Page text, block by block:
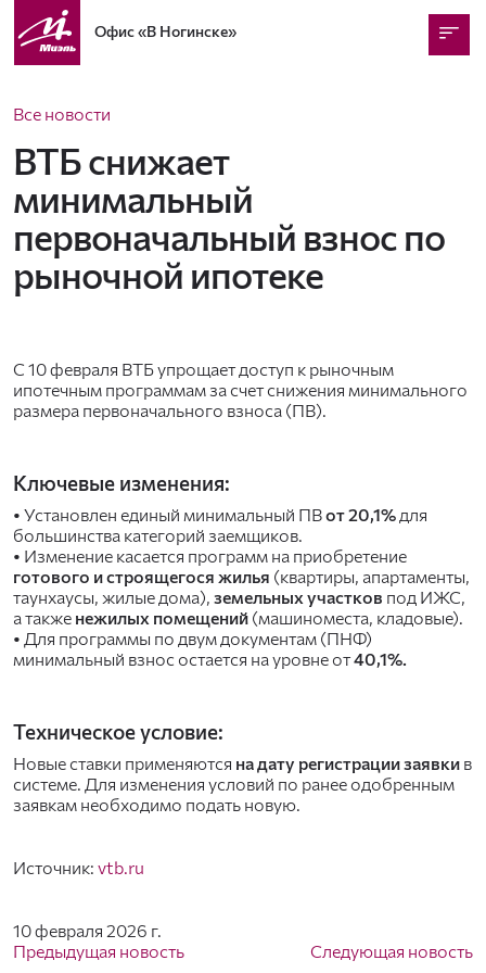
Офис«В Ногинске»
Все новости
ВТБ снижает
минимальный
первоначальный взнос по
рыночной ипотеке
С 10 февраля ВТБ упрощает доступ к рыночным
ипотечным программам за счет снижения минимального
размера первоначального взноса (ПВ).
Ключевые изменения:
• Установлен единый минимальный ПВот 20,1% для
большинства категорий заемщиков.
• Изменение касается программ на приобретение
готового и строящегося жилья (квартиры, апартаменты,
таунхаусы, жилые дома), земельных участков под ИЖС,
а также нежилых помещений (машиноместа, кладовые).
• Для программы по двум документам (ПНФ)
минимальный взнос остается на уровне от40,1%.
Техническое условие:
Новые ставки применяются на дату регистрации заявки в
системе. Для изменения условий по ранее одобренным
заявкам необходимо подать новую.
Источник: vtb.ru
10 февраля 2026 г.
Предыдущая новость
Следующая новость